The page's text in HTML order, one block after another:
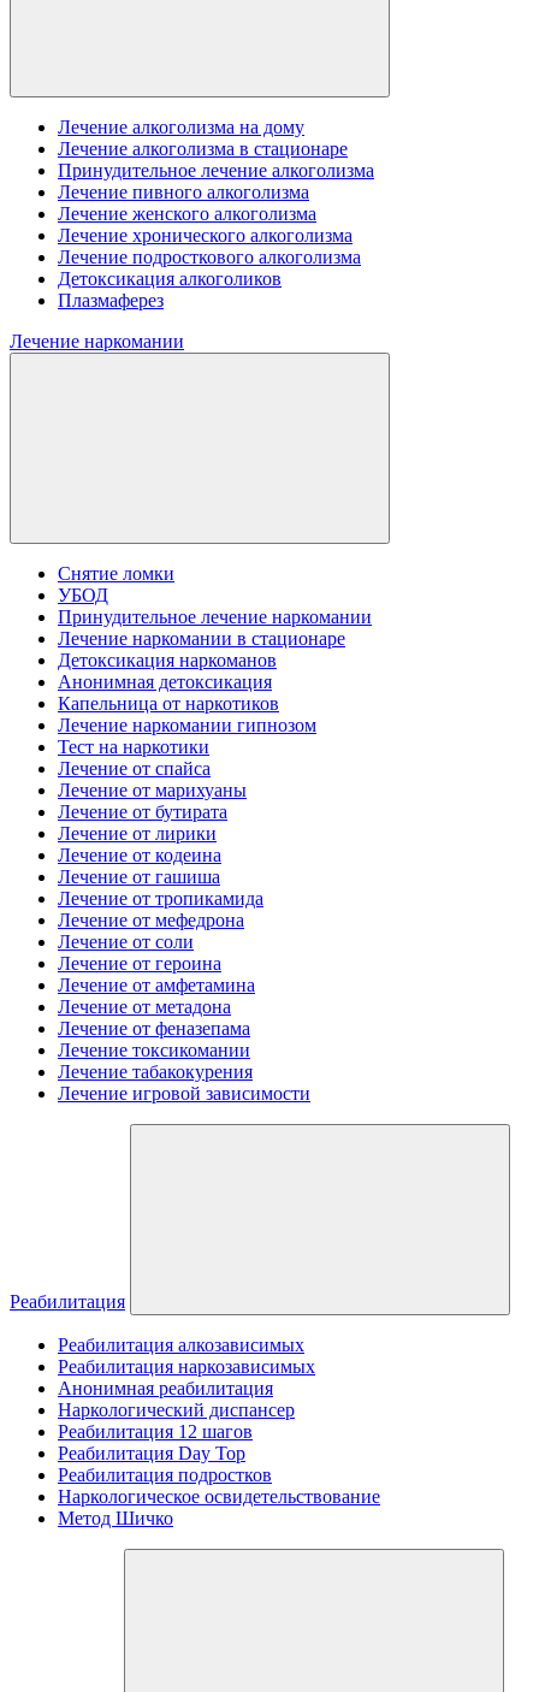
Лечение алкоголизма на дому
Лечение алкоголизма в стационаре
Принудительное лечение алкоголизма
Лечение пивного алкоголизма
Лечение женского алкоголизма
Лечение хронического алкоголизма
Лечение подросткового алкоголизма
Детоксикация алкоголиков
Плазмаферез
Лечение наркомании
Снятие ломки
УБОД
Принудительное лечение наркомании
Лечение наркомании в стационаре
Детоксикация наркоманов
Анонимная детоксикация
Капельница от наркотиков
Лечение наркомании гипнозом
Тест на наркотики
Лечение от спайса
Лечение от марихуаны
Лечение от бутирата
Лечение от лирики
Лечение от кодеина
Лечение от гашиша
Лечение от тропикамида
Лечение от мефедрона
Лечение от соли
Лечение от героина
Лечение от амфетамина
Лечение от метадона
Лечение от феназепама
Лечение токсикомании
Лечение табакокурения
Лечение игровой зависимости
Реабилитация
Реабилитация алкозависимых
Реабилитация наркозависимых
Анонимная реабилитация
Наркологический диспансер
Реабилитация 12 шагов
Реабилитация Day Top
Реабилитация подростков
Наркологическое освидетельствование
Метод Шичко